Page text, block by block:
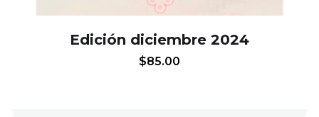
Edición diciembre 2024
$85.00